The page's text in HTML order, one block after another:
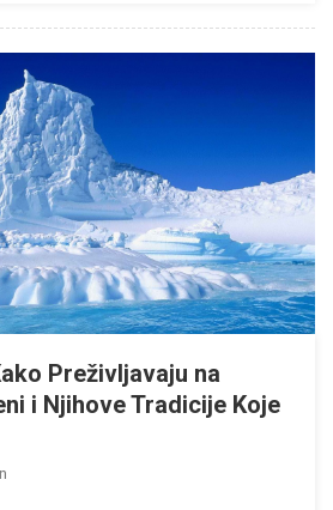
Preživljavaju na
i Njihove Tradicije Koje